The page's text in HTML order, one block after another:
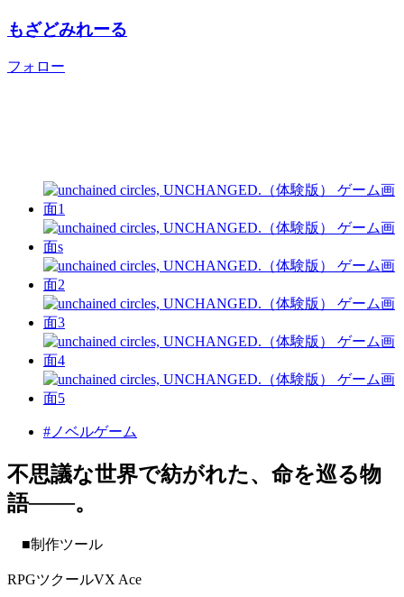
もざどみれーる
フォロー
#ノベルゲーム
不思議な世界で紡がれた、命を巡る物
語───。
■制作ツール
RPGツクールVX Ace